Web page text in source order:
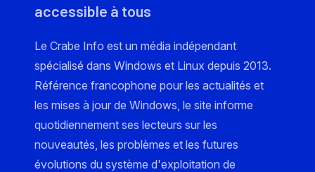
accessible à tous
Le Crabe Info est un média indépendant
spécialisé dans Windows et Linux depuis 2013.
Référence francophone pour les actualités et
les mises à jour de Windows, le site informe
quotidiennement ses lecteurs sur les
nouveautés, les problèmes et les futures
évolutions du système d'exploitation de